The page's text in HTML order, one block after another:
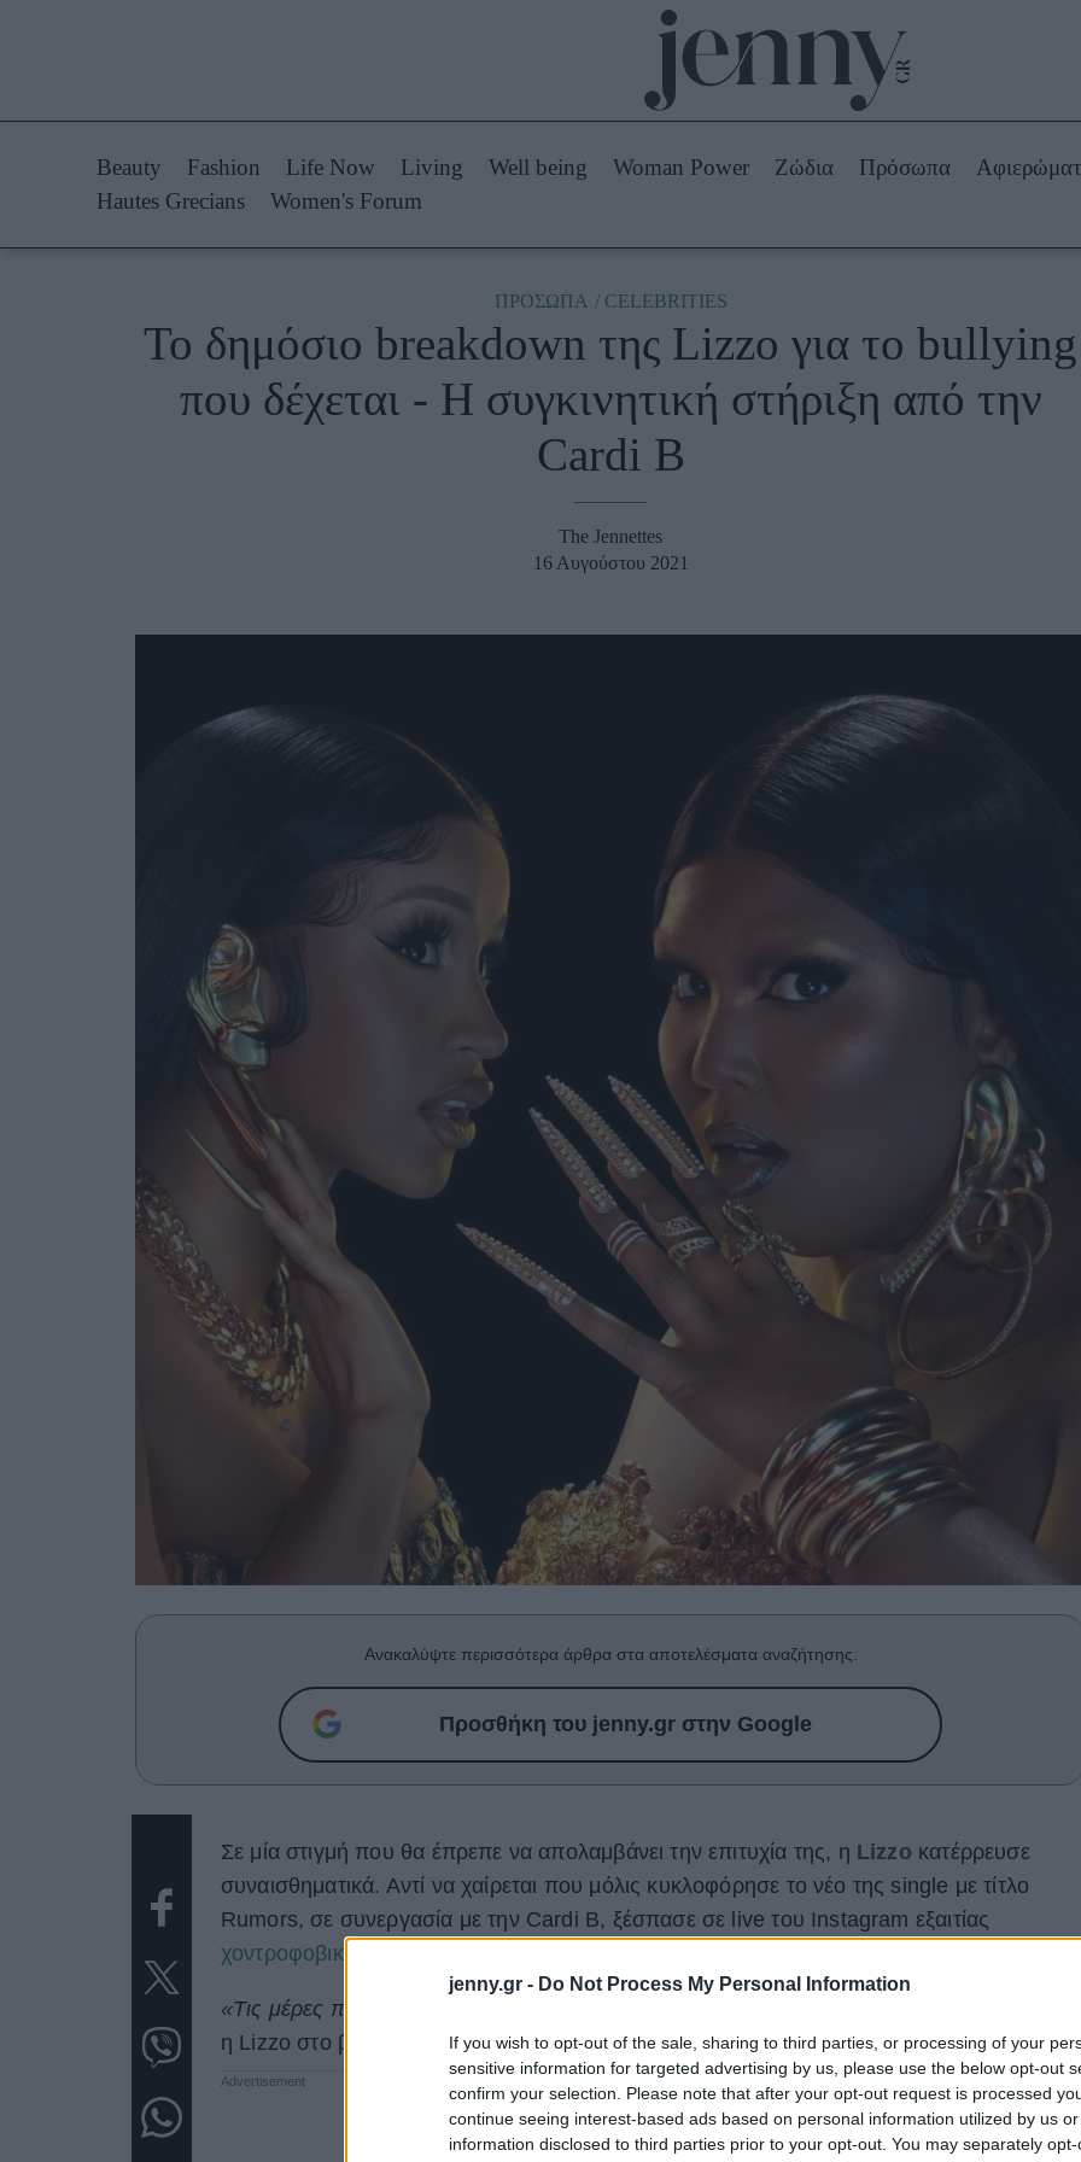
jenny.gr - Do Not Process My Personal Information
If you wish to opt-out of the sale, sharing to third parties, or processing of your
sensitive information for targeted advertising by us, please use the below opt-out
confirm your selection. Please note that after your opt-out request is processed
continue seeing interest-based ads based on personal information utilized by us
information disclosed to third parties prior to your opt-out. You may separately
Styling Tips
Fashion News
Beauty -
Ομορφιά
Skincare
Μακιγιάζ
Woman Power Πρόσωπα
Συνεντεύξεις
Ask the Guru
Ζώδια
Γάμος Market News
Beauty Fashion Life Now Living Well being Woman Power Ζώδια Πρόσωπα
Hautes Grecians
Women's Forum
ΠΡΟΣΩΠΑ CELEBRITIES
Το δημόσιο breakdown της Lizzo για το bullying
που δέχεται - Η συγκινητική στήριξη από την
Cardi B
The Jennettes
16 Αυγούστου 2021
Ανακαλύψτε περισσότερα άρθρα στα αποτελέσματα αναζήτησης.
Προσθήκη του jenny.gr στην Google
Σε μία στιγμή που θα έπρεπε να απολαμβάνει την επιτυχία της, η Lizzo κατέρρευσε
συναισθηματικά. Αντί να χαίρεται που μόλις κυκλοφόρησε το νέο της single με τίτλο
Rumors, σε συνεργασία με την Cardi B, ξέσπασε σε live του Instagram εξαιτίας
χοντροφοβικών επιθέσεων
«Τις μέρες που θα έπρεπε να είμαι πιο χαρούμενη από ποτέ… Νιώθω τόσο down»
η Lizzo στο βίντεο, σύμφωνα με το Yahoo! Entertainment.«Θέλω να πω, πονάω τόσο».